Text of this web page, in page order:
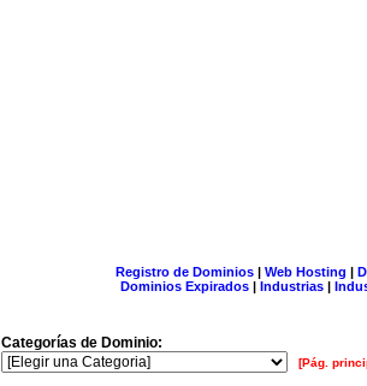
Registro de Dominios| Web Hosting |
Dominios Expirados | Industrias |
Categorías de Dominio:
[Pág.